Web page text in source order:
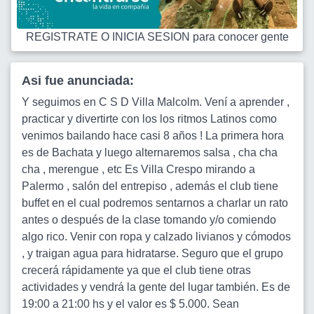
REGISTRATE O INICIA SESION para conocer gente
Asi fue anunciada:
Y seguimos en C S D Villa Malcolm. Vení a aprender ,
practicar y divertirte con los los ritmos Latinos como
venimos bailando hace casi 8 años ! La primera hora
es de Bachata y luego alternaremos salsa , cha cha
cha , merengue , etc Es Villa Crespo mirando a
Palermo , salón del entrepiso , además el club tiene
buffet en el cual podremos sentarnos a charlar un rato
antes o después de la clase tomando y/o comiendo
algo rico. Venir con ropa y calzado livianos y cómodos
, y traigan agua para hidratarse. Seguro que el grupo
crecerá rápidamente ya que el club tiene otras
actividades y vendrá la gente del lugar también. Es de
19:00 a 21:00 hs y el valor es $ 5.000. Sean